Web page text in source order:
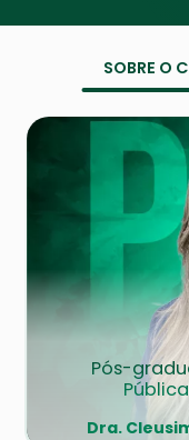
SOBRE O
Pós-
Dra.